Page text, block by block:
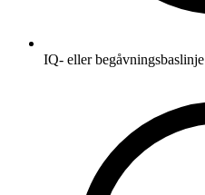
IQ- eller begåvningsbaslinje